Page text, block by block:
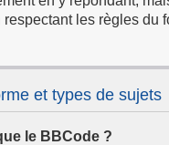
respectant les règles du
et types de sujets
le BBCode ?